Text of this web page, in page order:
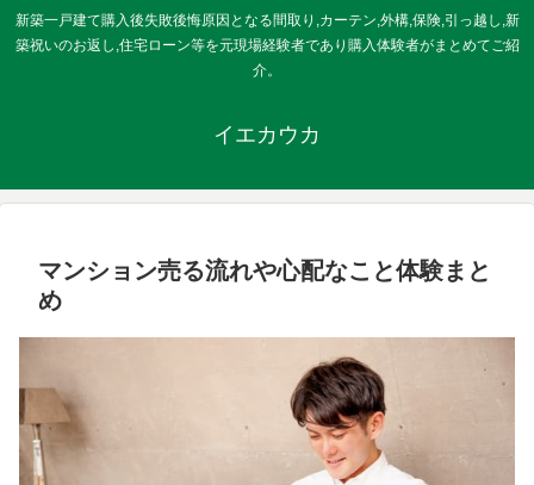
新築一戸建て購入後失敗後悔原因となる間取り,カーテン,外構,保険,引っ越し,新
築祝いのお返し,住宅ローン等を元現場経験者であり購入体験者がまとめてご紹
介。
イエカウカ
マンション売る流れや心配なこと体験まと
め